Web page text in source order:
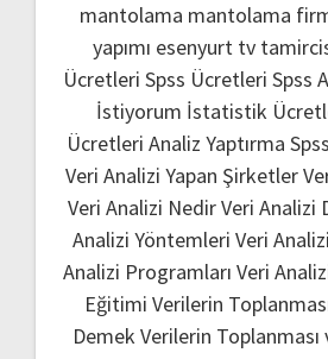
mantolama mantolama
yapımı esenyurt tv
Ücretleri Spss Ücretleri Spss
İstiyorum İstatistik
Ücretleri Analiz Yaptırma
Veri Analizi Yapan Şirketler
Veri Analizi NedirVeri Analizi
Analizi Yöntemleri Veri
Analizi Programları Veri
Eğitimi Verilerin
Demek Verilerin